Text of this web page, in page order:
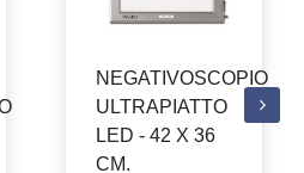
NEGATIVOSCOPIO
ULTRAPIATTO
LED - 42 X 36
CM.